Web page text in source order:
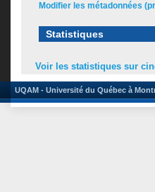
Modifier les métadonnées
Statistiques
Voir les statistiques sur
UQAM - Université du Québec à